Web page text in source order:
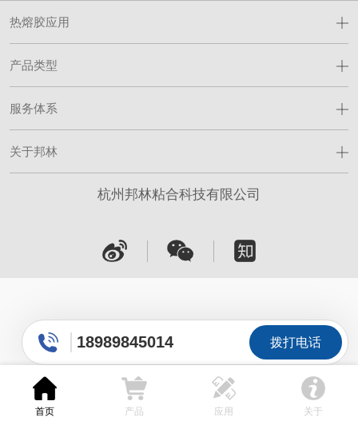
积达500多平方，从美国进口了先进研发测试仪器一一大流变仪，并聘请
行业资深专家留美博士作企业培训辅导，公司重视科技创新，不断提升自
主品牌“邦林”的市场影响力，并为实现客户的价值不断努力!
热熔胶应用
产品类型
服务体系
关于邦林
杭州邦林粘合科技有限公司
18989845014 拨打电话
首页 产品 应用 关于